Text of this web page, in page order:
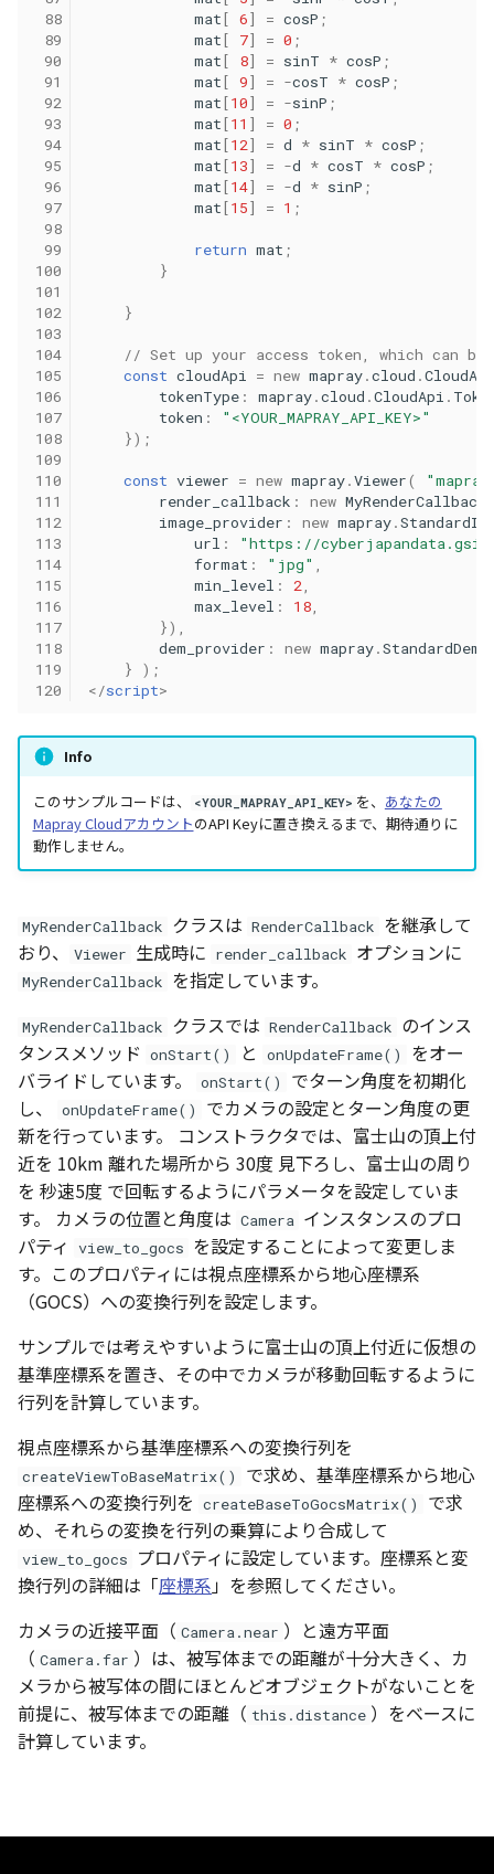
88
89
90
91
92
93
94
95
96
97
98
99
100
101
102
103
104
105
106
107
108
109
110
111
112
113
114
115
116
117
118
119
120
mat[ 6] = cosP ;
mat[ 7] = 0 ;
mat[ 8] = sinT * cosP ;
mat[ 9] = -cosT * cosP ;
mat[10] = -sinP ;
mat[11 ] = 0 ;
mat[12] = d * sinT * cosP ;
mat[13] = -d * cosT * cosP ;
mat[14] = -d * sinP ;
mat[15] = 1 ;
return mat ;
}
}
// Set up your access token, which can be
const cloudApi = new mapray.cloud .
tokenType : mapray.cloud .CloudApi .
token :
"<YOUR_MAPRAY_API_KEY>"
});
const viewer = new mapray.Viewer(
render_callback : new MyRenderCallback
image_provider : new mapray.
url :
"https://
format : "jpg" ,
min_level : 2,
max_level : 18,
}),
dem_provider : new mapray.
}
);
</script>
Info
このサンプルコードは、 <YOUR_MAPRAY_API_KEY> を、 あなたの
Mapray CloudアカウントのAPI Keyに置き換えるまで、期待通りに
動作しません。
MyRenderCallback クラスは RenderCallback を継承して
おり、
Viewer 生成時に render_callback オプションに
MyRenderCallback を指定しています。
MyRenderCallback クラスでは RenderCallback のインス
タンスメソッド onStart() と onUpdateFrame()
をオー
バライドしています。
onStart()
でターン角度を初期化
し、
onUpdateFrame()
でカメラの設定とターン角度の更
新を行っています。 コンストラクタでは、富士山の頂上付
近を 10km 離れた場所から 30度 見下ろし、富士山の周り
を 秒速5度 で回転するようにパラメータを設定していま
す。 カメラの位置と角度は Camera インスタンスのプロ
パティ
view_to_gocs を設定することによって変更しま
す。このプロパティには視点座標系から地心座標系
（GOCS）への変換行列を設定します。
サンプルでは考えやすいように富士山の頂上付近に仮想の
基準座標系を置き、その中でカメラが移動回転するように
行列を計算しています。
視点座標系から基準座標系への変換行列を
createViewToBaseMatrix()
で求め、基準座標系から地心
座標系への変換行列を createBaseToGocsMatrix()
で求
め、それらの変換を行列の乗算により合成して
view_to_gocs
プロパティに設定しています。座標系と変
換行列の詳細は「座標系」を参照してください。
カメラの近接平面（ Camera.near ）と遠方平面
（ Camera.far ）は、被写体までの距離が十分大きく、カ
メラから被写体の間にほとんどオブジェクトがないことを
前提に、被写体までの距離（ this.distance ）をベースに
計算しています。